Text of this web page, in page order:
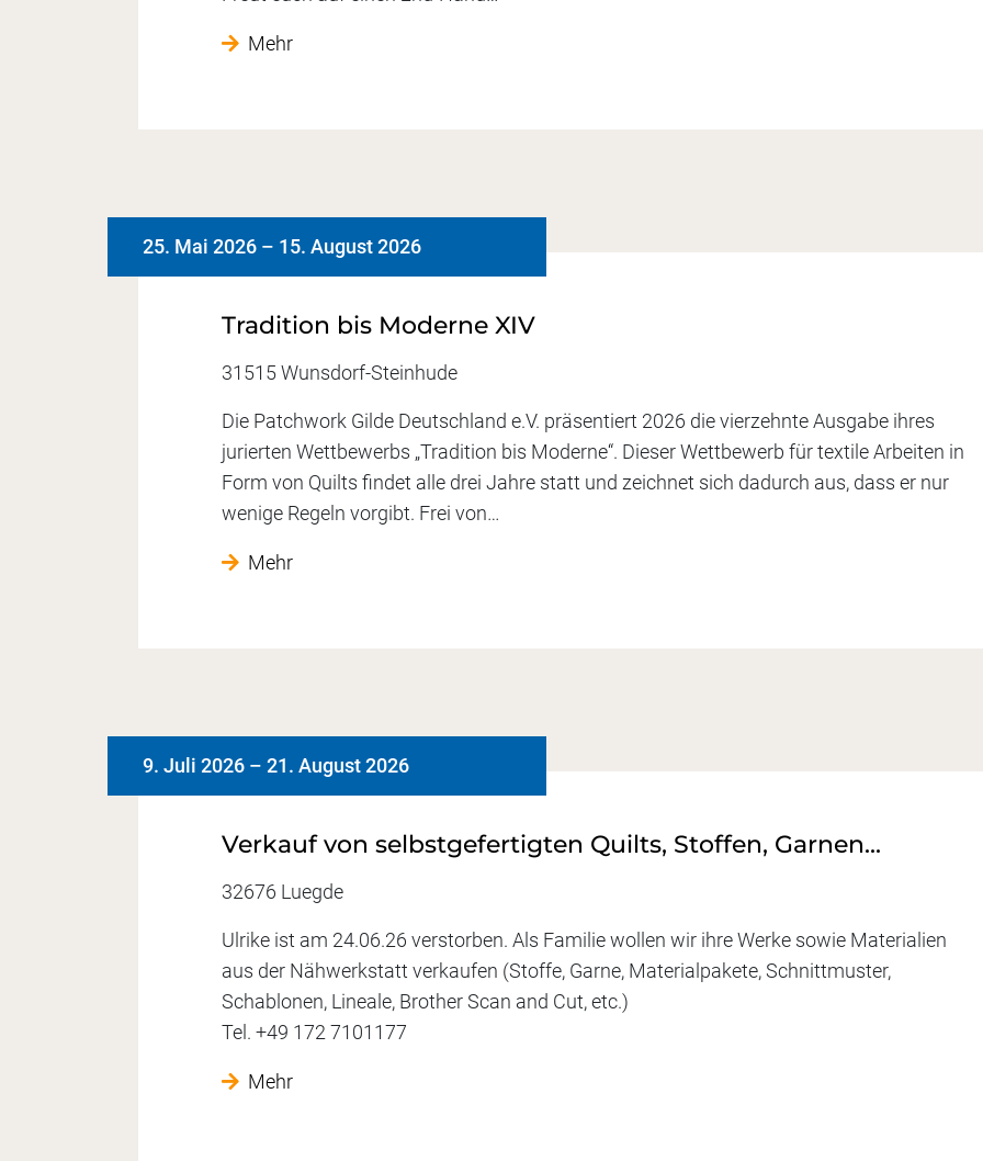
Mehr
25. Mai 2026 – 15. August 2026
Tradition bis Moderne XIV
31515 Wunsdorf-Steinhude
Die Patchwork Gilde Deutschland e.V. präsentiert 2026 die vierzehnte Ausgabe ihres
jurierten Wettbewerbs „Tradition bis Moderne“. Dieser Wettbewerb für textile Arbeiten in
Form von Quilts findet alle drei Jahre statt und zeichnet sich dadurch aus, dass er nur
wenige Regeln vorgibt. Frei von…
Mehr
9. Juli 2026 – 21. August 2026
Verkauf von selbstgefertigten Quilts, Stoffen, Garnen...
32676 Luegde
Ulrike ist am 24.06.26 verstorben. Als Familie wollen wir ihre Werke sowie Materialien
aus der Nähwerkstatt verkaufen (Stoffe, Garne, Materialpakete, Schnittmuster,
Schablonen, Lineale, Brother Scan and Cut, etc.)
Tel. +49 172 7101177
Mehr